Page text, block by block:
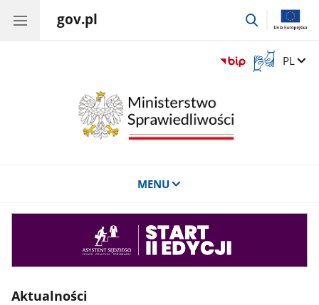
gov.pl
przejdź
Otwórz
okno
Zmień
PL
MENU
Aktualności